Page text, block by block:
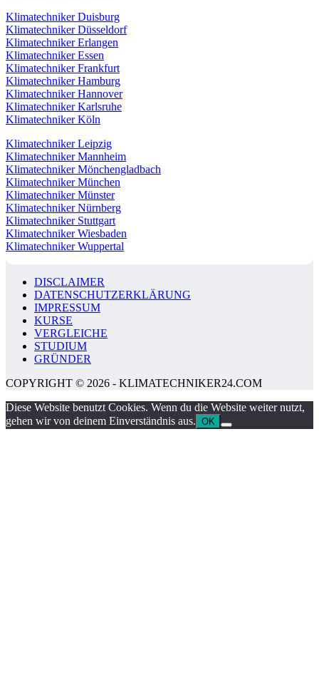
Klimatechniker Duisburg
Klimatechniker Düsseldorf
Klimatechniker Erlangen
Klimatechniker Essen
Klimatechniker Frankfurt
Klimatechniker Hamburg
Klimatechniker Hannover
Klimatechniker Karlsruhe
Klimatechniker Köln
Klimatechniker Leipzig
Klimatechniker Mannheim
Klimatechniker Mönchengladbach
Klimatechniker München
Klimatechniker Münster
Klimatechniker Nürnberg
Klimatechniker Stuttgart
Klimatechniker Wiesbaden
Klimatechniker Wuppertal
DISCLAIMER
DATENSCHUTZERKLÄRUNG
IMPRESSUM
KURSE
VERGLEICHE
STUDIUM
GRÜNDER
COPYRIGHT © 2026 - KLIMATECHNIKER24.COM
Diese Website benutzt Cookies. Wenn du die Website weiter nutzt,
gehen wir von deinem Einverständnis aus. OK